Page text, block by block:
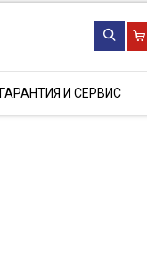
ГАРАНТИЯ И СЕРВИС